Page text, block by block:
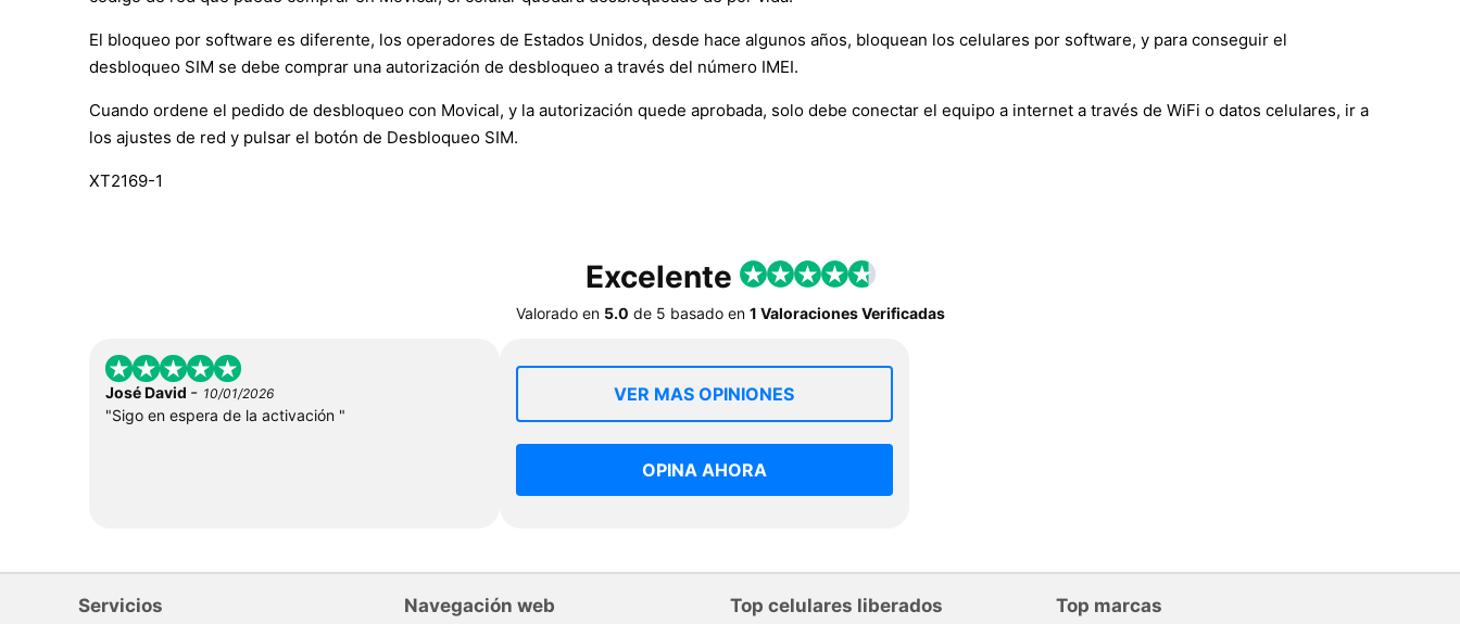
El bloqueo por software es diferente, los operadores de Estados Unidos, desde hace algunos años, bloquean los celulares por software, y para conseguir el
desbloqueo SIM se debe comprar una autorización de desbloqueo a través del número IMEI.
Cuando ordene el pedido de desbloqueo con Movical, y la autorización quede aprobada, solo debe conectar el equipo a internet a través de WiFi o datos celulares, ir a
los ajustes de red y pulsar el botón de Desbloqueo SIM.
XT2169-1
Excelente
Valorado en 5.0 de 5 basado en 1 Valoraciones Verificadas
José David - 10/01/2026
"Sigo en espera de la activación "
VER MAS OPINIONES
OPINA AHORA
Servicios Navegación web Top celulares liberados Top marcas